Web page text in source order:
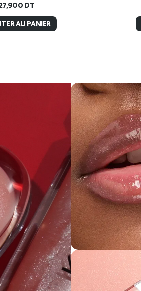
DT
AU PANIER